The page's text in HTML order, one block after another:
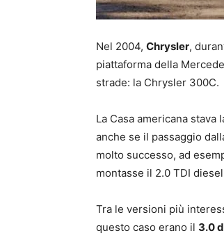
Nel 2004, Chrysler,
piattaforma della
strade: la Chrysler 300C.
La Casa americana
anche se il passaggio
molto successo, ad
montasse il 2.0 TDI
Tra le versioni più
questo caso erano il 3.0